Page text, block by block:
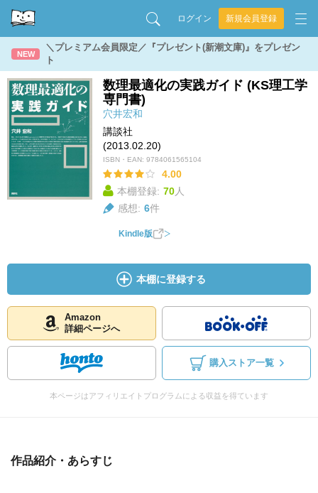
ログイン 新規会員登録
NEW
＼プレミアム会員限定／『プレゼント(新潮文庫)』をプレゼン
ト
数理最適化の実践ガイド (KS理工学
専門書)
穴井宏和
講談社
(2013.02.20)
ISBN・EAN: 9784061565104
4.00
本棚登録: 70人
感想: 6件
Kindle版
本棚に登録する
Amazon
詳細ページへ
購入ストア一覧
本ページはアフィリエイトプログラムによる収益を得ています
作品紹介・あらすじ